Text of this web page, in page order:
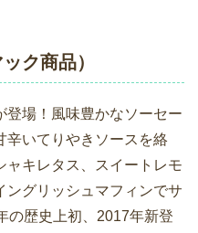
ク商品）
登場！風味豊かなソーセー
辛いてりやきソースを絡
ャキレタス、スイートレモ
ングリッシュマフィンでサ
の歴史上初、2017年新登